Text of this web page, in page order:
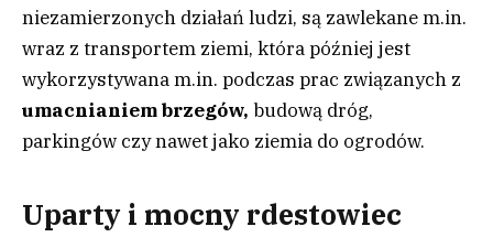
niezamierzonych działań ludzi, są zawlekane m.in.
wraz z transportem ziemi, która później jest
wykorzystywana m.in. podczas prac związanych z
umacnianiem brzegów, budową dróg,
parkingów czy nawet jako ziemia do ogrodów.
Uparty i mocny rdestowiec